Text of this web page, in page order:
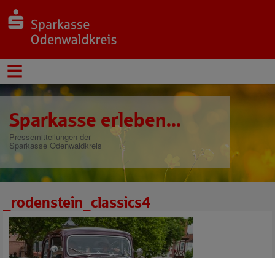
Sparkasse erleben...
Pressemitteilungen der
Sparkasse Odenwaldkreis
_rodenstein_classics4